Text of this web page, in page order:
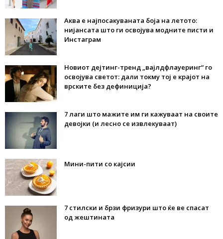
Аква е најпосакуваната боја на летото:
нијансата што ги освојува модните писти и
Инстаграм
Новиот дејтинг-тренд „вајлдфлауеринг“ го
освојува светот: дали токму тој е крајот на
врските без дефиниција?
7 лаги што мажите им ги кажуваат на своите
девојки (и лесно се извлекуваат)
Мини-пити со кајсии
7 стилски и брзи фризури што ќе ве спасат
од жештината